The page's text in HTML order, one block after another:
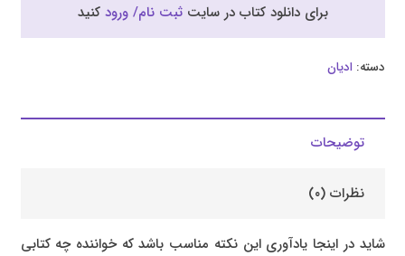
برای دانلود کتاب در سایتثبت نام/ ورود کنید
دسته: ادیان
توضیحات
نظرات (۰)
شاید در اینجا یادآوری این نکته مناسب باشد که خواننده چه کتابی